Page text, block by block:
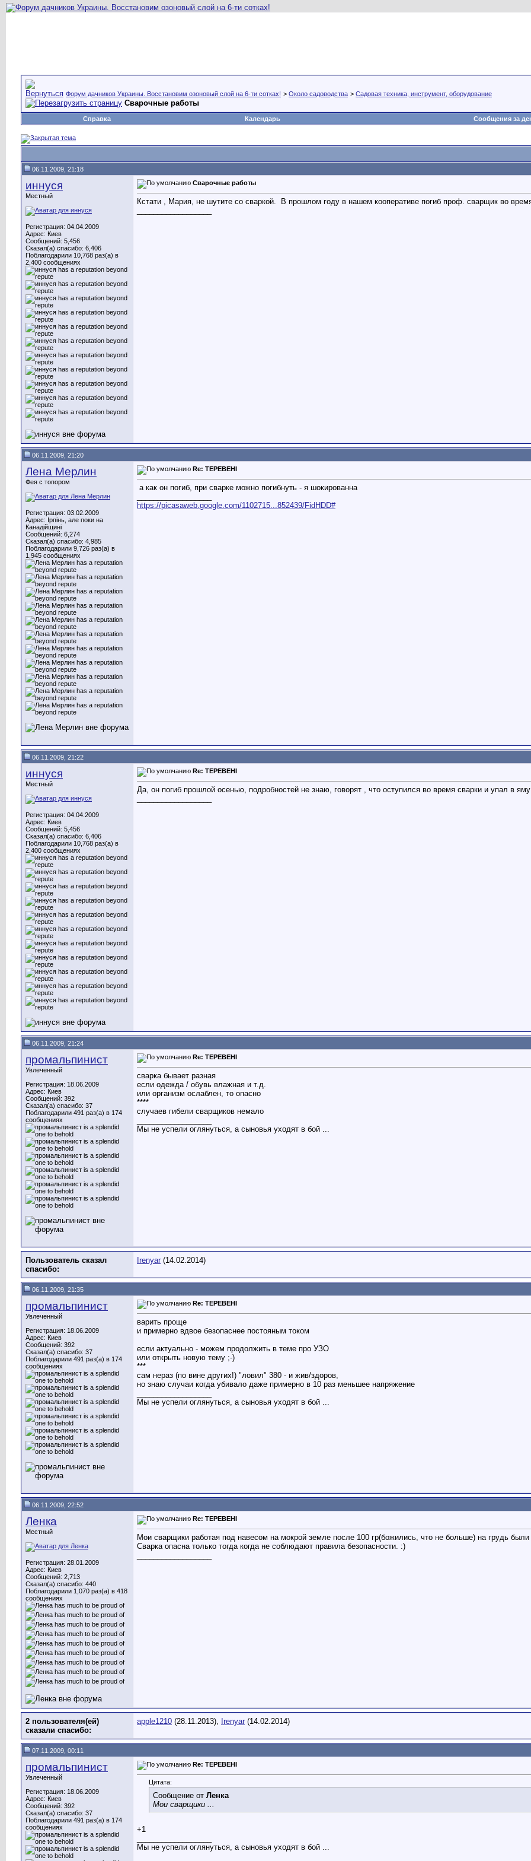
Форум дачников Украины. Восстановим озоновый слой на 6-ти сотках! > Около садоводства > Садовая техника, инструмент, оборудование
Сварочные работы
Справка Календарь Сообщения за
06.11.2009, 21:18
иннуся
Местный
Регистрация: 04.04.2009
Адрес: Киев
Сообщений: 5,456
Сказал(а) спасибо: 6,406
Поблагодарили 10,768 раз(а) в
2,400 сообщениях
Сварочные работы
Кстати , Мария, не шутите со сваркой.
В прошлом году в нашем кооперативе погиб проф. сварщик во
06.11.2009, 21:20
Лена Мерлин
Фея с топором
Регистрация: 03.02.2009
Адрес: Ірпінь, але поки на
Канадійщині
Сообщений: 6,274
Сказал(а) спасибо: 4,985
Поблагодарили 9,726 раз(а) в
1,945 сообщениях
Re: ТЕРЕВЕНІ
а как он погиб, при сварке можно погибнуть - я шокированна
https://picasaweb.google.com/1102715...852439/FidHDD#
06.11.2009, 21:22
иннуся
Местный
Регистрация: 04.04.2009
Адрес: Киев
Сообщений: 5,456
Сказал(а) спасибо: 6,406
Поблагодарили 10,768 раз(а) в
2,400 сообщениях
Re: ТЕРЕВЕНІ
Да, он погиб прошлой осенью, подробностей не знаю, говорят , что оступился во время сварки и упал в
06.11.2009, 21:24
промальпинист
Увлеченный
Регистрация: 18.06.2009
Адрес: Киев
Сообщений: 392
Сказал(а) спасибо: 37
Поблагодарили 491 раз(а) в 174
сообщениях
Re: ТЕРЕВЕНІ
сварка бывает разная
если одежда / обувь влажная и т.д.
или организм ослаблен, то опасно
****
случаев гибели сварщиков немало
Мы не успели оглянуться, а сыновья уходят в бой ...
Пользователь сказал
cпасибо:
Irenyar (14.02.2014)
06.11.2009, 21:35
промальпинист
Увлеченный
Регистрация: 18.06.2009
Адрес: Киев
Сообщений: 392
Сказал(а) спасибо: 37
Поблагодарили 491 раз(а) в 174
сообщениях
Re: ТЕРЕВЕНІ
варить проще
и примерно вдвое безопаснее постояным током
если актуально - можем продолжить в теме про УЗО
или открыть новую тему ;-)
***
сам нераз (по вине других!) "ловил" 380 - и жив/здоров,
но знаю случаи когда убивало даже примерно в 10 раз меньшее напряжение
Мы не успели оглянуться, а сыновья уходят в бой ...
06.11.2009, 22:52
Ленка
Местный
Регистрация: 28.01.2009
Адрес: Киев
Сообщений: 2,713
Сказал(а) спасибо: 440
Поблагодарили 1,070 раз(а) в 418
сообщениях
Re: ТЕРЕВЕНІ
Мои сварщики работая под навесом на мокрой земле после 100 гр(божились, что не больше) на грудь
Сварка опасна только тогда когда не соблюдают правила безопасности. :)
2 пользователя(ей)
сказали cпасибо:
apple1210 (28.11.2013), Irenyar (14.02.2014)
07.11.2009, 00:11
промальпинист
Увлеченный
Регистрация: 18.06.2009
Адрес: Киев
Сообщений: 392
Сказал(а) спасибо: 37
Поблагодарили 491 раз(а) в 174
сообщениях
Re: ТЕРЕВЕНІ
Цитата:
Сообщение от Ленка
Мои сварщики ...
+1
Мы не успели оглянуться, а сыновья уходят в бой ...